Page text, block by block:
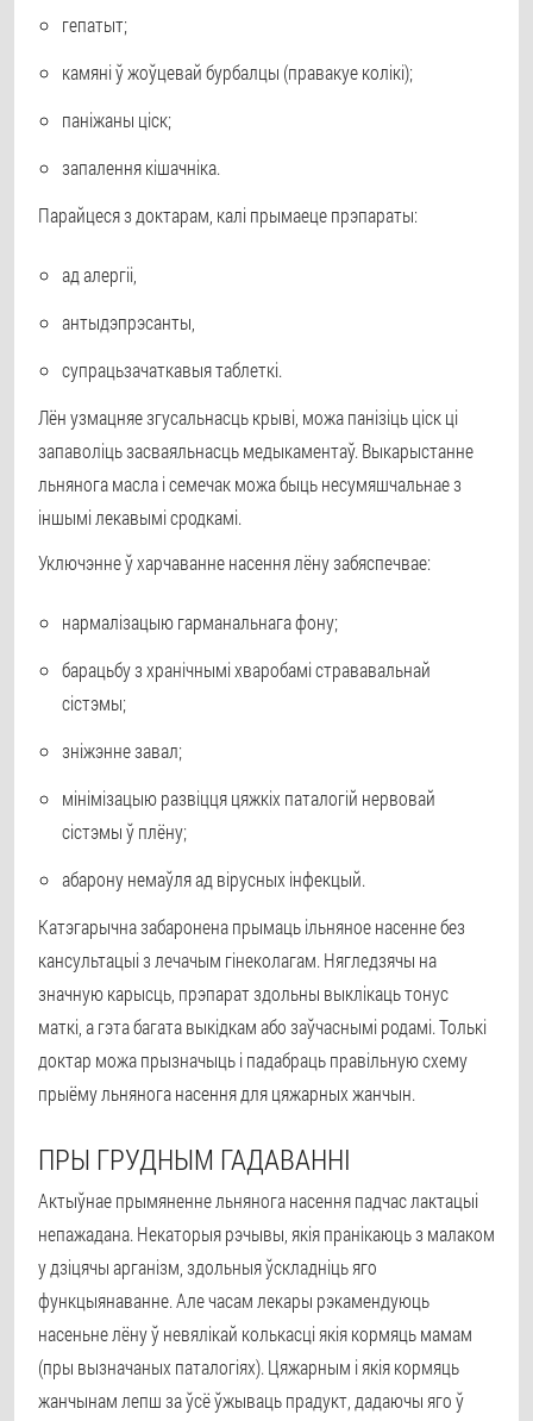
гепатыт;
камяні ў жоўцевай бурбалцы (правакуе колікі);
паніжаны ціск;
запалення кішачніка.
Парайцеся з доктарам, калі прымаеце прэпараты:
ад алергіі,
антыдэпрэсанты,
супрацьзачаткавыя таблеткі.
Лён узмацняе згусальнасць крыві, можа панізіць ціск ці
запаволіць засваяльнасць медыкаментаў. Выкарыстанне
льнянога масла і семечак можа быць несумяшчальнае з
іншымі лекавымі сродкамі.
Уключэнне ў харчаванне насення лёну забяспечвае:
нармалізацыю гарманальнага фону;
барацьбу з хранічнымі хваробамі стрававальнай
сістэмы;
зніжэнне завал;
мінімізацыю развіцця цяжкіх паталогій нервовай
сістэмы ў плёну;
абарону немаўля ад вірусных інфекцый.
Катэгарычна забаронена прымаць ільняное насенне без
кансультацыі з лечачым гінеколагам. Нягледзячы на
значную карысць, прэпарат здольны выклікаць тонус
маткі, а гэта багата выкідкам або заўчаснымі родамі. Толькі
доктар можа прызначыць і падабраць правільную схему
прыёму льнянога насення для цяжарных жанчын.
ПРЫ ГРУДНЫМ ГАДАВАННІ
Актыўнае прымяненне льнянога насення падчас лактацыі
непажадана. Некаторыя рэчывы, якія пранікаюць з малаком
у дзіцячы арганізм, здольныя ўскладніць яго
функцыянаванне. Але часам лекары рэкамендуюць
насеньне лёну ў невялікай колькасці якія кормяць мамам
(пры вызначаных паталогіях). Цяжарным і якія кормяць
жанчынам лепш за ўсё ўжываць прадукт, дадаючы яго ў